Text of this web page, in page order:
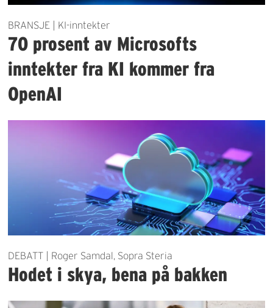
BRANSJE | KI-inntekter
70 prosent av Microsofts
inntekter fra KI kommer fra
OpenAI
DEBATT | Roger Samdal, Sopra Steria
Hodet i skya, bena på bakken